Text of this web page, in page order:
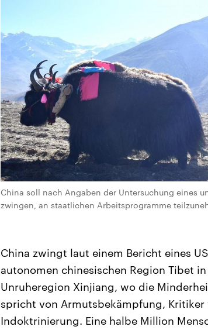
China soll nach Angaben der Untersuchung eines
zwingen, an staatlichen Arbeitsprogramme
China zwingt laut einem Bericht eines
autonomen chinesischen Region Tibet
Unruheregion Xinjiang, wo die
spricht von Armutsbekämpfung,
Indoktrinierung. Eine halbe Million